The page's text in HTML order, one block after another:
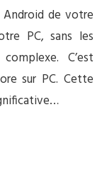
de votre
PC, sans les
C’est
sur PC. Cette